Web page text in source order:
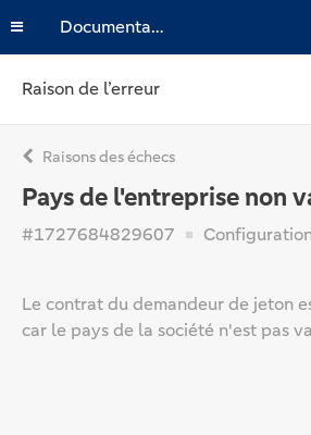
Documentation
Raison de l’erreur
Raisons des échecs
Pays de l'entreprise non
#1727684829607
Le contrat du demandeur de jeton
car le pays de la société n'est pas